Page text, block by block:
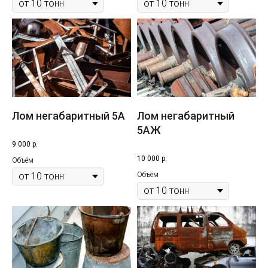
Лом негабаритный 5A
9 000 р.
Объём
Лом негабаритный
5AЖ
10 000 р.
Объём
Контакты
Площадка: